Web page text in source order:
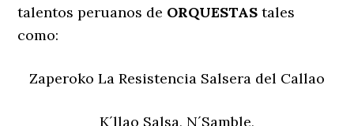
talentos peruanos de ORQUESTAS tales
como:
Zaperoko La Resistencia Salsera del Callao
K´llao Salsa, N´Samble,